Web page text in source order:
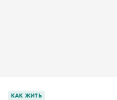
КАК ЖИТЬ